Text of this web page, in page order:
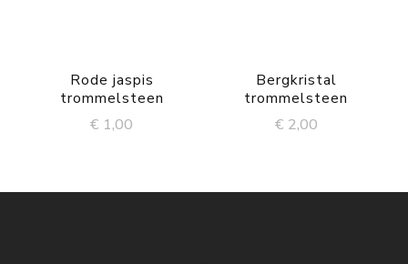
Rode jaspis
trommelsteen
€ 1,00
Bergkristal
trommelsteen
€ 2,00